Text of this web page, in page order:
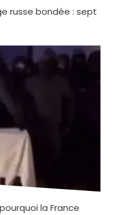
russe bondée : sept
la France